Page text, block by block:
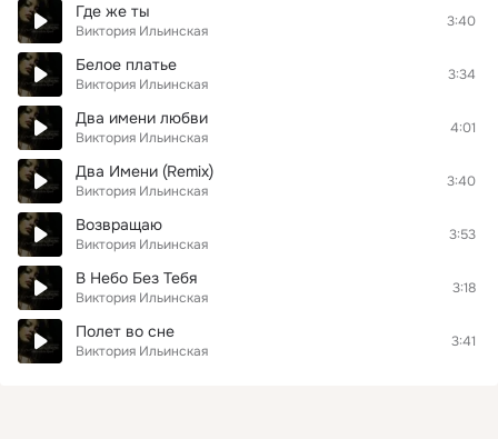
Где же ты
Виктория Ильинская
3:40
Белое платье
Виктория Ильинская
3:34
Два имени любви
Виктория Ильинская
4:01
Два Имени (Remix)
Виктория Ильинская
3:40
Возвращаю
Виктория Ильинская
3:53
В Небо Без Тебя
Виктория Ильинская
3:18
Полет во сне
Виктория Ильинская
3:41